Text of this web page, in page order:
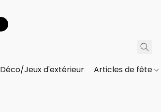
Déco/Jeux d'extérieur Articles de fête